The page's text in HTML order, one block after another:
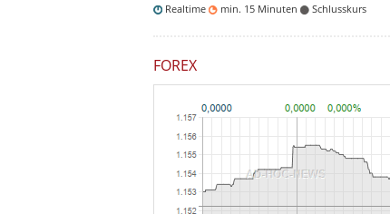
Realtime min. 15 Minuten Schlusskurs
FOREX